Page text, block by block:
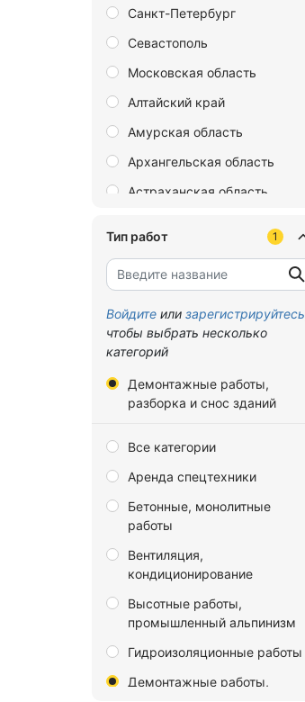
Санкт-Петербург
Севастополь
Московская область
Алтайский край
Амурская область
Архангельская область
Астраханская область
Брянская область
Владимирская область
Волгоградская область
Воронежская область
Республика
Еврейская автономная
Забайкальский край
Запорожская область
Ивановская область
Иркутская область
Калининградская область
Калужская область
Тип работ 1
Войдите или зарегистрируйтесь
чтобы выбрать несколько
категорий
Демонтажные работы,
разборка и снос зданий
Все категории
Аренда спецтехники
Бетонные, монолитные
работы
Вентиляция,
кондиционирование
Высотные работы,
промышленный альпинизм
Гидроизоляционные работы
Демонтажные работы,